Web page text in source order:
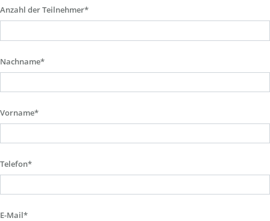
Anzahl der Teilnehmer*
Nachname*
Vorname*
Telefon*
E-Mail*